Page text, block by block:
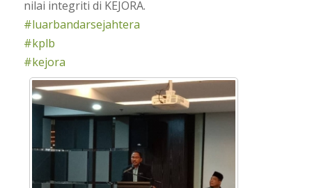
nilai integriti di KEJORA.
#luarbandarsejahtera
#kplb
#kejora